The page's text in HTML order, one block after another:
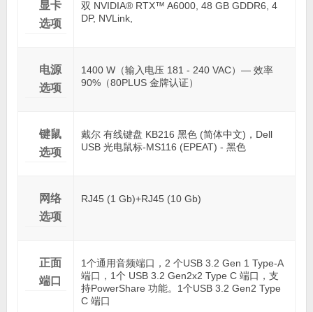
显卡
选项
双 NVIDIA® RTX™ A6000, 48 GB GDDR6, 4
DP, NVLink,
电源
选项
1400 W（输入电压 181 - 240 VAC）— 效率
90%（80PLUS 金牌认证）
键鼠
选项
戴尔 有线键盘 KB216 黑色 (简体中文)，Dell
USB 光电鼠标-MS116 (EPEAT) - 黑色
网络
选项
RJ45 (1 Gb)+RJ45 (10 Gb)
正面
端口
1个通用音频端口，2 个USB 3.2 Gen 1 Type-A
端口，1个 USB 3.2 Gen2x2 Type C 端口，支
持PowerShare 功能。1个USB 3.2 Gen2 Type
C 端口